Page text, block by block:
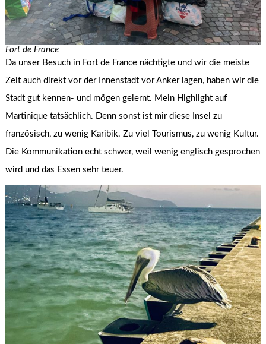
Fort de France
Da unser Besuch in Fort de France nächtigte und wir die meiste
Zeit auch direkt vor der Innenstadt vor Anker lagen, haben wir die
Stadt gut kennen- und mögen gelernt. Mein Highlight auf
Martinique tatsächlich. Denn sonst ist mir diese Insel zu
französisch, zu wenig Karibik. Zu viel Tourismus, zu wenig Kultur.
Die Kommunikation echt schwer, weil wenig englisch gesprochen
wird und das Essen sehr teuer.